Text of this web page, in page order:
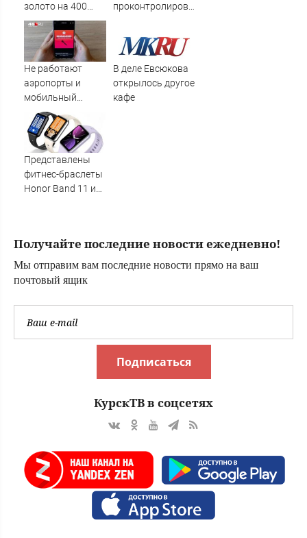
золото на 400
тысяч рублей и
раздал его на
пляже
проконтролировать,
флиртовать, а
одинокие
Водолеи могут
родственную
Не работают
аэропорты и
мобильный
интернет: в
нескольких
регионах
объявили
ракетную
опасность
В деле Евсюкова
открылось другое
кафе
Представлены
фитнес-браслеты
Honor Band 11 и
до 26 дней
Получайте последние новости ежедневно!
Мы отправим вам последние новости прямо на ваш
почтовый ящик
Подписаться
КурскТВ в соцсетях